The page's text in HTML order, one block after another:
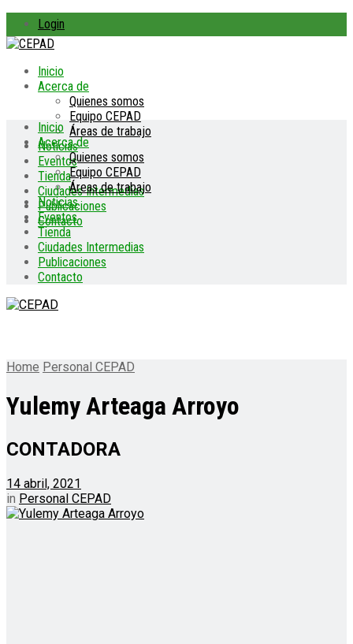
Login
Inicio
Acerca de
Quienes somos
Equipo CEPAD
Áreas de trabajo
Noticias
Eventos
Tienda
Ciudades Intermedias
Publicaciones
Contacto
Inicio
Acerca de
Quienes somos
Equipo CEPAD
Áreas de trabajo
Noticias
Eventos
Tienda
Ciudades Intermedias
Publicaciones
Contacto
Home Personal CEPAD
Yulemy Arteaga Arroyo
CONTADORA
14 abril, 2021
in Personal CEPAD